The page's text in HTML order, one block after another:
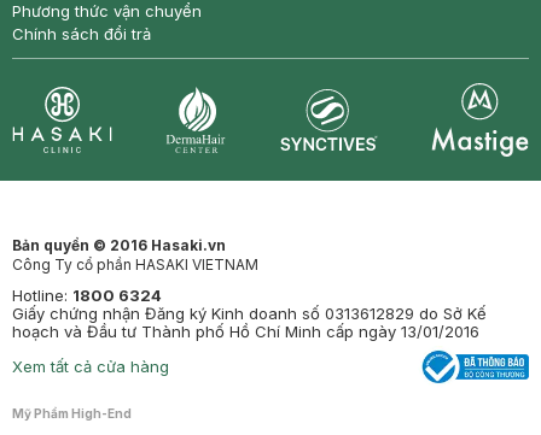
Phương thức vận chuyển
Chính sách đổi trả
Bản quyền © 2016 Hasaki.vn
Công Ty cổ phần HASAKI VIETNAM
Hotline: 1800 6324
Giấy chứng nhận Đăng ký Kinh doanh số 0313612829 do Sở Kế
hoạch và Đầu tư Thành phố Hồ Chí Minh cấp ngày 13/01/2016
Xem tất cả cửa hàng
Mỹ Phẩm High-End